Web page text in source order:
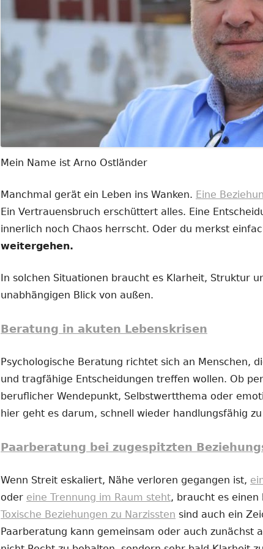
Mein Name ist Arno Ostländer
Manchmal gerät ein Leben ins Wanken. Eine
Ein Vertrauensbruch erschüttert alles. Eine
innerlich noch Chaos herrscht. Oder du merkst
weitergehen.
In solchen Situationen braucht es Klarheit, Struktur
unabhängigen Blick von außen.
Beratung in akuten Lebenskrisen
Psychologische Beratung richtet sich an Menschen,
und tragfähige Entscheidungen treffen wollen. Ob
beruflicher Wendepunkt, Selbstwertthema oder
hier geht es darum, schnell wieder handlungsfähig
Paarberatung bei zugespitzten
Wenn Streit eskaliert, Nähe verloren gegangen ist,
oder eine Trennung im Raum steht, braucht es einen
Toxische Beziehungen zu Narzissten sind auch ein
Paarberatung kann gemeinsam oder auch zunächst